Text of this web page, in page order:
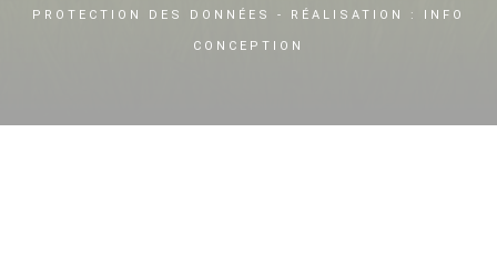
PROTECTION DES DONNÉES - RÉALISATION : INFO
CONCEPTION